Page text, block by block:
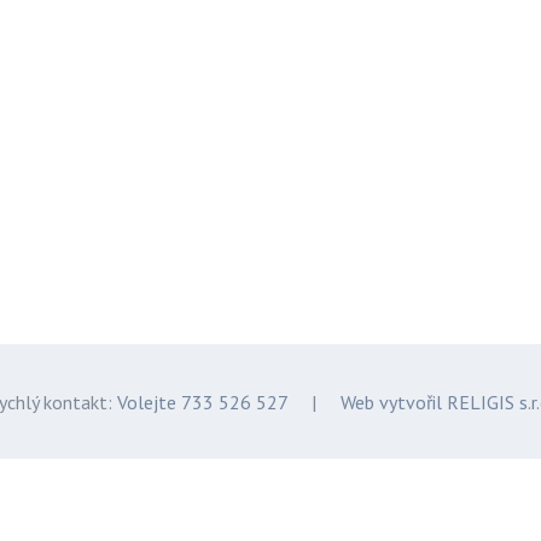
kontakt: Volejte 733 526 527| Web vytvořil RELIGIS